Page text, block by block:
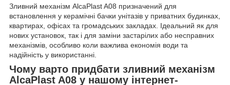
Зливний механізм AlcaPlast A08 призначений для
встановлення у керамічні бачки унітазів у приватних будинках,
квартирах, офісах та громадських закладах. Ідеальний як для
нових установок, так і для заміни застарілих або несправних
механізмів, особливо коли важлива економія води та
надійність у використанні.
Чому варто придбати зливний механізм
AlcaPlast A08 у нашому інтернет-